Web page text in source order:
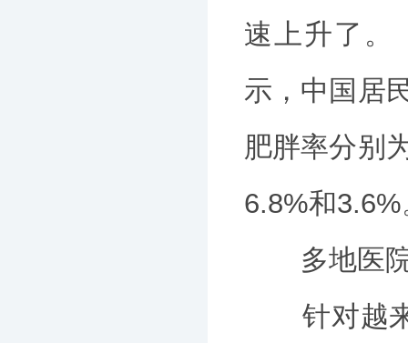
速上升了。
示，中国居
肥胖率分别
6.8%和3.6%
多地医院
针对越来